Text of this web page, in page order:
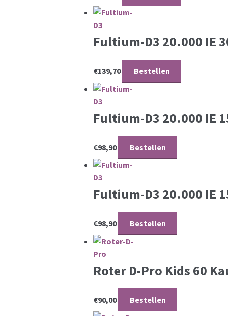
Fultium-D3 20.000 IE
€139,70 Bestellen
Fultium-D3 20.000 IE
€98,90 Bestellen
Fultium-D3 20.000 IE
€98,90 Bestellen
Roter D-Pro Kids 60
€90,00 Bestellen